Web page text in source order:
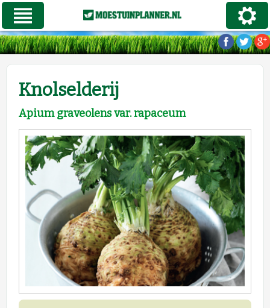
Knolselderij
Apium graveolens var. rapaceum